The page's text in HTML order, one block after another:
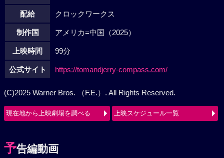
配給 クロックワークス
制作国 アメリカ=中国（2025）
上映時間 99分
公式サイト https://tomandjerry-compass.com/
(C)2025 Warner Bros. （F.E.）. All Rights Reserved.
現在地から上映劇場を調べる 上映スケジュール一覧
予告編動画